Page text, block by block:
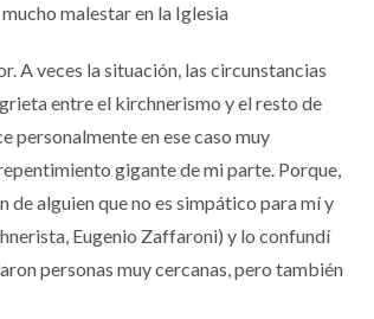
malestar en la Iglesia
A veces la situación, las circunstancias
entre el kirchnerismo y el resto de
personalmente en ese caso muy
gigante de mi parte. Porque,
alguien que no es simpático para mí y
Eugenio Zaffaroni) y lo confundí
personas muy cercanas, pero también